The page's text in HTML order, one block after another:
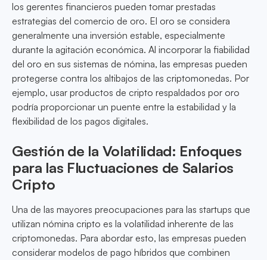
los gerentes financieros pueden tomar prestadas
estrategias del comercio de oro. El oro se considera
generalmente una inversión estable, especialmente
durante la agitación económica. Al incorporar la fiabilidad
del oro en sus sistemas de nómina, las empresas pueden
protegerse contra los altibajos de las criptomonedas. Por
ejemplo, usar productos de cripto respaldados por oro
podría proporcionar un puente entre la estabilidad y la
flexibilidad de los pagos digitales.
Gestión de la Volatilidad: Enfoques
para las Fluctuaciones de Salarios
Cripto
Una de las mayores preocupaciones para las startups que
utilizan nómina cripto es la volatilidad inherente de las
criptomonedas. Para abordar esto, las empresas pueden
considerar modelos de pago híbridos que combinen